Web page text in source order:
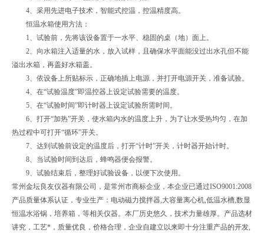
4、采用先进电子技术，智能式控温，控温精度高。
恒温水箱使用方法：
1、试验前，先将该设备置于一水平、稳固的桌（地）面上。
2、向水箱注入适量的水，放入试样，且确保水平面能没过出水孔但不能
溢出水箱，再盖好水箱盖。
3、依设备上所贴标示，正确地插上电源，并打开电源开关，准备试验。
4、在“试验温度”即温控器上设定试验需要的温度。
5、在“试验时间”即计时器上设定试验所需时间。
6、打开“加热”开关，使水箱内水的温度上升，为了让水受热均匀，在加
热过程中可打开“循环”开关。
7、达到试验前设定的温度后，打开“计时”开关，计时器开始计时。
8、当试验时间到达后，蜂鸣器便会报警。
9、试验结束后，整理好试验设备，以便下次使用。
常州金坛良友仪器有限公司，是常州市商标企业，本企业已通过ISO9001:2008
产品质量体系认证，专业生产：电动磁力搅拌器,大容量离心机,低温水槽,数显
恒温水浴锅，培养箱，等相关仪器。本厂历史悠久，技术力量雄厚。产品选材
讲究，工艺*，质量优良，价格合理，企业自建立以来即十分注重产品的开发,